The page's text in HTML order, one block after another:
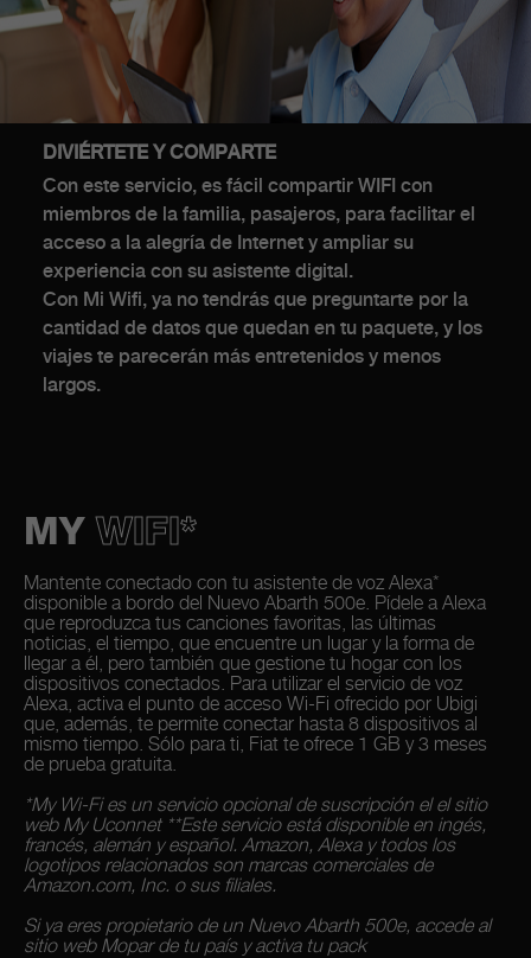
DIVIÉRTETE Y COMPARTE
Con este servicio, es fácil compartir WIFI con
miembros de la familia, pasajeros, para facilitar el
acceso a la alegría de Internet y ampliar su
experiencia con su asistente digital.
Con Mi Wifi, ya no tendrás que preguntarte por la
cantidad de datos que quedan en tu paquete, y los
viajes te parecerán más entretenidos y menos
largos.
MY WIFI*
Mantente conectado con tu asistente de voz Alexa*
disponible a bordo del Nuevo Abarth 500e. Pídele a Alexa
que reproduzca tus canciones favoritas, las últimas
noticias, el tiempo, que encuentre un lugar y la forma de
llegar a él, pero también que gestione tu hogar con los
dispositivos conectados. Para utilizar el servicio de voz
Alexa, activa el punto de acceso Wi-Fi ofrecido por Ubigi
que, además, te permite conectar hasta 8 dispositivos al
mismo tiempo. Sólo para ti, Fiat te ofrece 1 GB y 3 meses
de prueba gratuita.
*My Wi-Fi es un servicio opcional de suscripción el el sitio
web My Uconnet **Este servicio está disponible en ingés,
francés, alemán y español. Amazon, Alexa y todos los
logotipos relacionados son marcas comerciales de
Amazon.com, Inc. o sus filiales.
Si ya eres propietario de un Nuevo Abarth 500e, accede al
sitio web Mopar de tu país y activa tu pack